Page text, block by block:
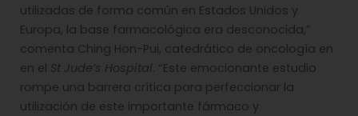
utilizadas de forma común en Estados Unidos y
Europa, la base farmacológica era desconocida,”
comenta Ching Hon-Pui, catedrático de oncología en
en el St Jude’s Hospital. “Este emocionante estudio
rompe una barrera crítica para perfeccionar la
utilización de este importante fármaco y